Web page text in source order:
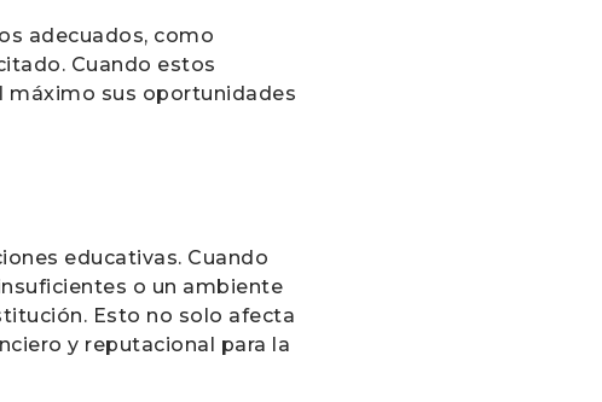
adecuados, como
Cuando estos
máximo sus oportunidades
educativas. Cuando
o un ambiente
Esto no solo afecta
y reputacional para la